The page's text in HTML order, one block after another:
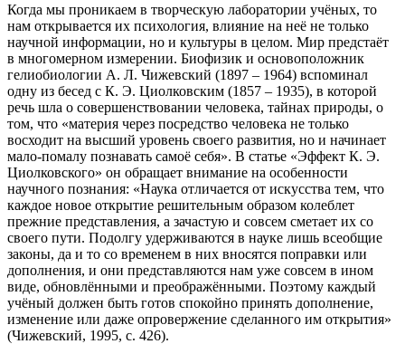
Когда мы проникаем в творческую лаборатории учёных, то
нам открывается их психология, влияние на неё не только
научной информации, но и культуры в целом. Мир предстаёт
в многомерном измерении. Биофизик и основоположник
гелиобиологии А. Л. Чижевский (1897 – 1964) вспоминал
одну из бесед с К. Э. Циолковским (1857 – 1935), в которой
речь шла о совершенствовании человека, тайнах природы, о
том, что «материя через посредство человека не только
восходит на высший уровень своего развития, но и начинает
мало-помалу познавать самоё себя». В статье «Эффект К. Э.
Циолковского» он обращает внимание на особенности
научного познания: «Наука отличается от искусства тем, что
каждое новое открытие решительным образом колеблет
прежние представления, а зачастую и совсем сметает их со
своего пути. Подолгу удерживаются в науке лишь всеобщие
законы, да и то со временем в них вносятся поправки или
дополнения, и они представляются нам уже совсем в ином
виде, обновлёнными и преображёнными. Поэтому каждый
учёный должен быть готов спокойно принять дополнение,
изменение или даже опровержение сделанного им открытия»
(Чижевский, 1995, с. 426).